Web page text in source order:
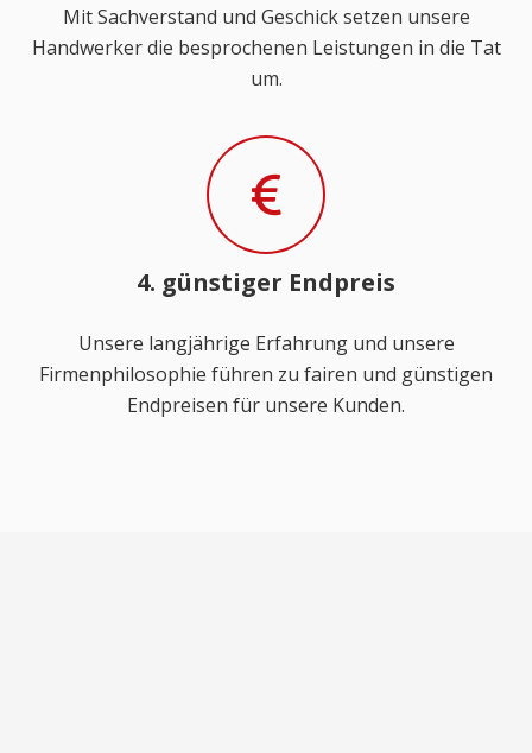
Mit Sachverstand und Geschick setzen unsere
Handwerker die besprochenen Leistungen in die Tat
um.
4. günstiger Endpreis
Unsere langjährige Erfahrung und unsere
Firmenphilosophie führen zu fairen und günstigen
Endpreisen für unsere Kunden.